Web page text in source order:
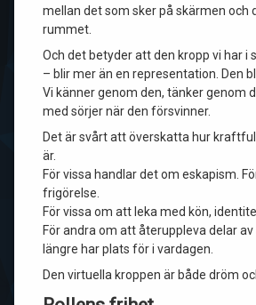
mellan det som sker på skärmen och
rummet.
Och det betyder att den kropp vi har i
– blir mer än en representation. Den
Vi känner genom den, tänker genom
med sörjer när den försvinner.
Det är svårt att överskatta hur
är.
För vissa handlar det om eskapism.
frigörelse.
För vissa om att leka med kön,
För andra om att återuppleva delar av
längre har plats för i vardagen.
Den virtuella kroppen är både dröm